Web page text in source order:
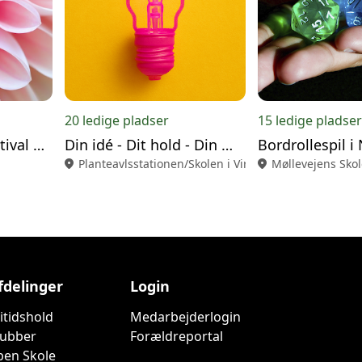
BEAUTY-Fest & Festival Makeup 16/9
20 ledige pladser
Din idé - Dit hold - Din mulighed
location_on Planteavlsstationen/Skolen i Virkeligheden
15 ledige pladser
Bordrollespil i
location_on Møllevejens
Skole
Login
Medarbejderlogin
Forældreportal